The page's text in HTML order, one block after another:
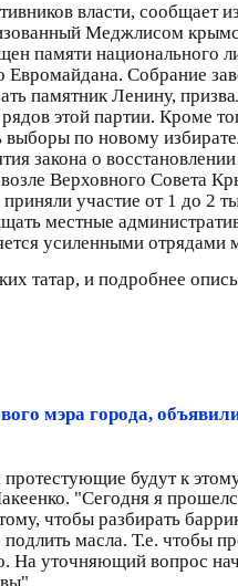
власти, сообщает
Меджлисом
памяти национального
Евромайдана. Собрание
памятник Ленину,
этой партии. Кроме
по новому
закона о
Верховного Совета
участие от 1 до 2
местные
усиленными отрядами
татар, и подробнее
мэра города,
будут к
"Сегодня я
чтобы разбирать
масла. Т.е. чтобы
На уточняющий вопрос